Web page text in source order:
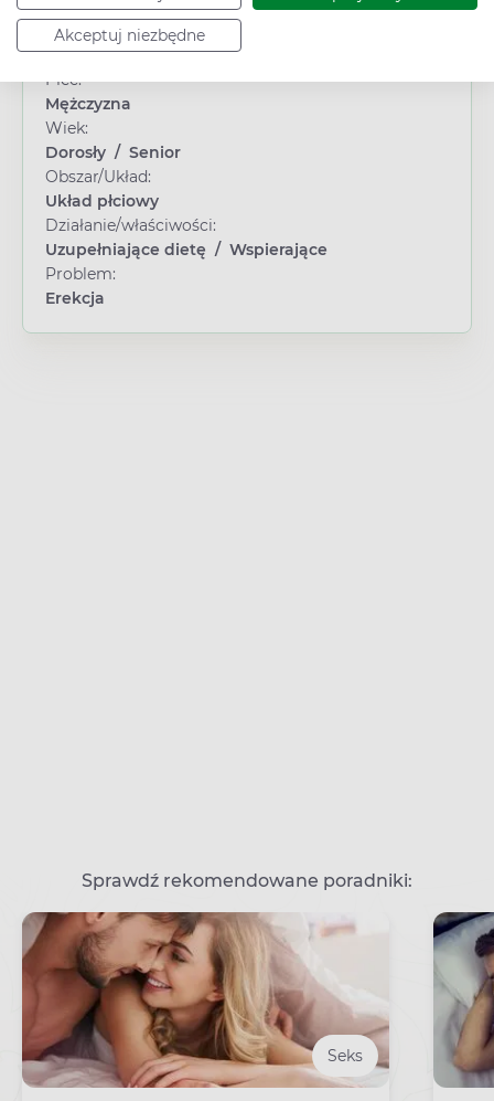
Akceptuj niezbędne
Typ produktu:
Suplement diety
Płeć:
Mężczyzna
Wiek:
Dorosły / Senior
Obszar/Układ:
Układ płciowy
Działanie/właściwości:
Uzupełniające dietę / Wspierające
Problem:
Erekcja
Sprawdź rekomendowane poradniki:
Seks